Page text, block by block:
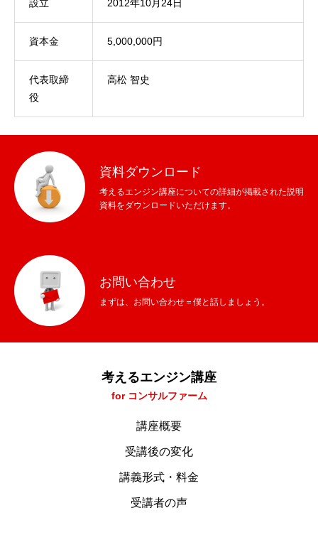
考えるエンジン講座とは
COMPANY
資料ダウンロード
設立 2012年10月24日
資本金 5,000,000円
代表取締
役
高松 智史
資料ダウンロード
考えるエンジン講座についての詳細が掲載された説明
資料をダウンロードいただけます。
お問い合わせ
まずは、お問い合わせ＝僕と話しましょう。
考えるエンジン講座
for コンサルファーム
講座概要
受講後の変化
講義形式・料金
受講者の声